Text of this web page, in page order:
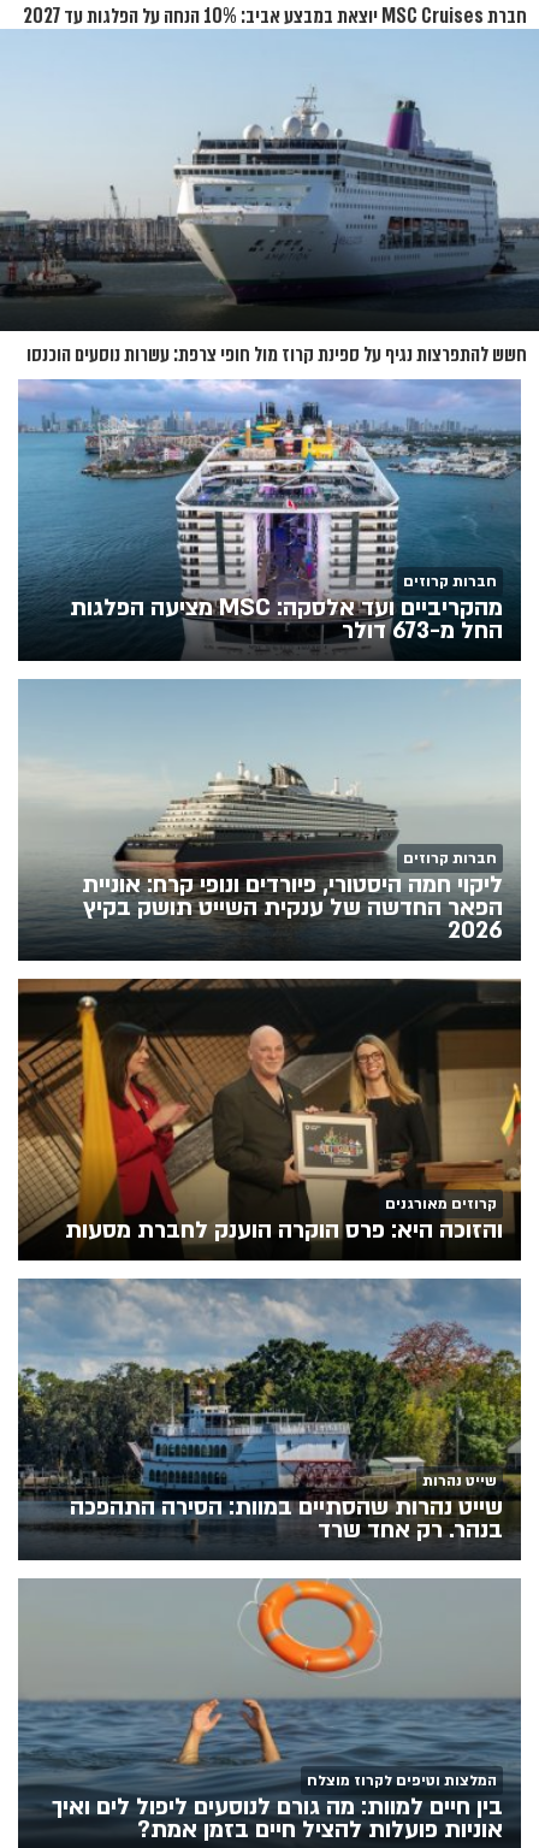
חברת MSC Cruises יוצאת במבצע אביב: 10% הנחה על הפלגות עד 2027
חשש להתפרצות נגיף על ספינת קרוז מול חופי צרפת: עשרות נוסעים הוכנסו
לבידוד
חברות קרוזים
מהקריביים ועד אלסקה: MSC מציעה הפלגות
החל מ-673 דולר
חברות קרוזים
ליקוי חמה היסטורי, פיורדים ונופי קרח: אוניית
הפאר החדשה של ענקית השייט תושק בקיץ
2026
קרוזים מאורגנים
והזוכה היא: פרס הוקרה הוענק לחברת מסעות
שייט נהרות
שייט נהרות שהסתיים במוות: הסירה התהפכה
בנהר. רק אחד שרד
המלצות וטיפים לקרוז מוצלח
בין חיים למוות: מה גורם לנוסעים ליפול לים ואיך
אוניות פועלות להציל חיים בזמן אמת?